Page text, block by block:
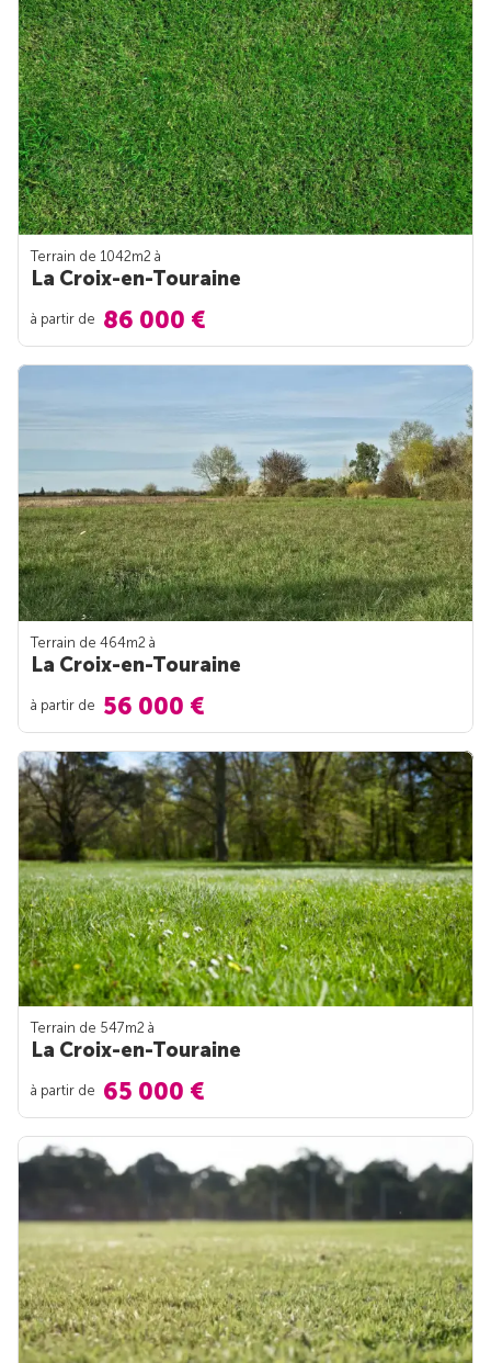
Terrain de 1042m2 à
La Croix-en-Touraine
à partir de 86 000 €
Terrain de 464m2 à
La Croix-en-Touraine
à partir de 56 000 €
Terrain de 547m2 à
La Croix-en-Touraine
à partir de 65 000 €